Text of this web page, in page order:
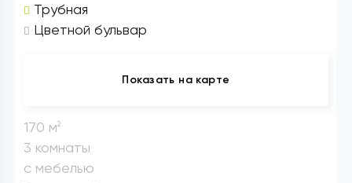
Трубная
Цветной бульвар
Показать на карте
170 м2
3 комнаты
с мебелью